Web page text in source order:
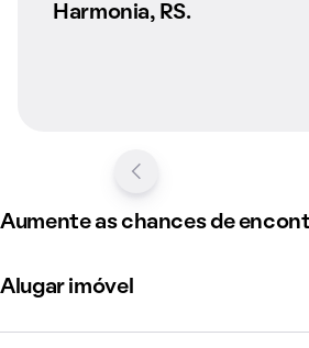
Harmonia, RS.
Aumente as chances de
Alugar imóvel